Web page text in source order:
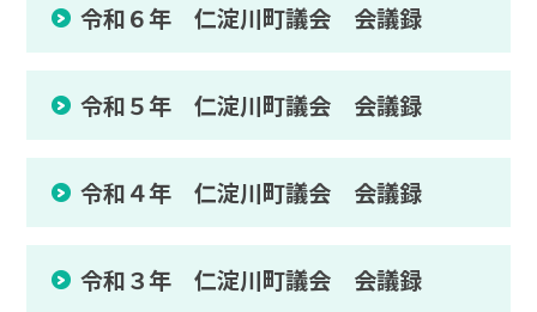
令和６年 仁淀川町議会 会議録
令和５年 仁淀川町議会 会議録
令和４年 仁淀川町議会 会議録
令和３年 仁淀川町議会 会議録